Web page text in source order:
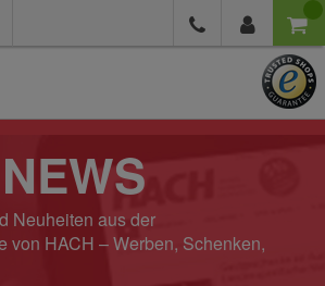
Neuheiten aus der
von HACH – Werben, Schenken,